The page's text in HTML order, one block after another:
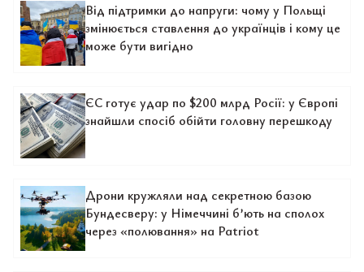
Від підтримки до напруги: чому у Польщі
змінюється ставлення до українців і кому це
може бути вигідно
ЄС готує удар по $200 млрд Росії: у Європі
знайшли спосіб обійти головну перешкоду
Дрони кружляли над секретною базою
Бундесверу: у Німеччині б’ють на сполох
через «полювання» на Patriot